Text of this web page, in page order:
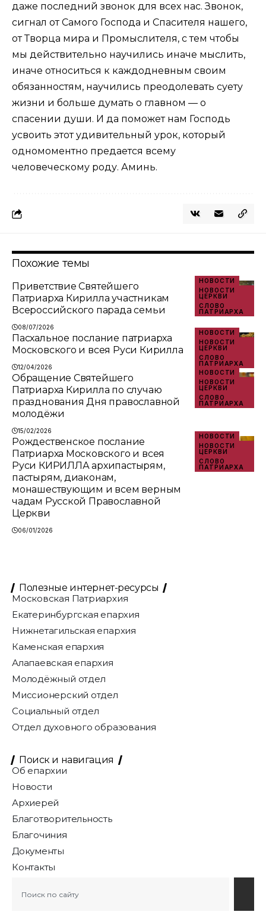
даже последний звонок для всех нас. Звонок,
сигнал от Самого Господа и Спасителя нашего,
от Творца мира и Промыслителя, с тем чтобы
мы действительно научились иначе мыслить,
иначе относиться к каждодневным своим
обязанностям, научились преодолевать суету
жизни и больше думать о главном — о
спасении души. И да поможет нам Господь
усвоить этот удивительный урок, который
одномоментно предается всему
человеческому роду. Аминь.
Похожие темы
НОВОСТИ
НОВОСТИ
ЦЕРКВИ
СЛОВО
ПАТРИАРХА
Приветствие Святейшего
Патриарха Кирилла участникам
Всероссийского парада семьи
08/07/2026
НОВОСТИ
НОВОСТИ
ЦЕРКВИ
СЛОВО
ПАТРИАРХА
Пасхальное послание патриарха
Московского и всея Руси Кирилла
12/04/2026
НОВОСТИ
НОВОСТИ
ЦЕРКВИ
СЛОВО
ПАТРИАРХА
Обращение Святейшего
Патриарха Кирилла по случаю
празднования Дня православной
молодёжи
15/02/2026
НОВОСТИ
НОВОСТИ
ЦЕРКВИ
СЛОВО
ПАТРИАРХА
Рождественское послание
Патриарха Московского и всея
Руси КИРИЛЛА архипастырям,
пастырям, диаконам,
монашествующим и всем верным
чадам Русской Православной
Церкви
06/01/2026
Полезные интернет-ресурсы
Московская Патриархия
Екатеринбургская епархия
Нижнетагильская епархия
Каменская епархия
Алапаевская епархия
Молодёжный отдел
Миссионерский отдел
Социальный отдел
Отдел духовного образования
Поиск и навигация
Об епархии
Новости
Архиерей
Благотворительность
Благочиния
Документы
Контакты